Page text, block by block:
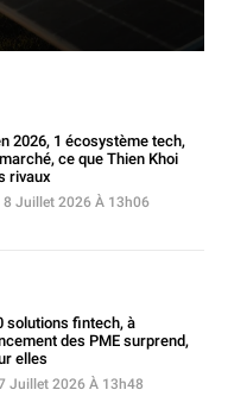
2026, 1 écosystème tech,
ce que Thien Khoi
rivaux
8 Juillet 2026 À 13h06
solutions fintech, à
des PME surprend,
elles
Juillet 2026 À 13h48